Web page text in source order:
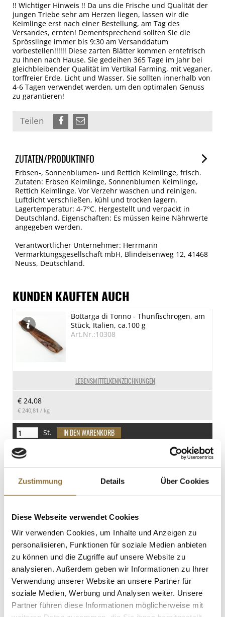
Zustimmung Details Über Cookies
Diese Webseite verwendet Cookies
Wir verwenden Cookies, um Inhalte und Anzeigen zu
personalisieren, Funktionen für soziale Medien anbieten
zu können und die Zugriffe auf unsere Website zu
analysieren. Außerdem geben wir Informationen zu Ihrer
Verwendung unserer Website an unsere Partner für
soziale Medien, Werbung und Analysen weiter. Unsere
Partner führen diese Informationen möglicherweise mit
!! Wichtiger Hinweis !! Da uns die Frische und Qualität der
jungen Triebe sehr am Herzen liegen, lassen wir die
Keimlinge erst nach einer Bestellung, am Tag des
Versandes, ernten! Dementsprechend sollten Sie die
Sprösslinge immer bis 9:30 am Versanddatum
vorbestellen!!!!!! Diese zarten Blätter kommen erntefrisch
zu Ihnen nach Hause. Sie gedeihen 365 Tage im Jahr bei
gleichbleibender Qualität im Vertikal Farming, mit veganer,
torffreier Erde, Licht und Wasser. Sie sollten innerhalb von
4-6 Tagen verwendet werden, um den optimalen Genuss
zu garantieren!
Teilen
ZUTATEN/PRODUKTINFO
Erbsen-, Sonnenblumen- und Rettich Keimlinge, frisch.
Zutaten: Erbsen Keimlinge, Sonnenblumen Keimlinge,
Rettich Keimlinge. Vor Verzehr waschen und reinigen.
Luftdicht verschließen, kühl und trocken lagern.
Lagertemperatur: 4-7°C. Hergestellt und verpackt in
Deutschland. Eigenschaften: Es müssen keine Nährwerte
angegeben werden.
Verantwortlicher Unternehmer: Herrmann
Vermarktungsgesellschaft mbH, Blindeisenweg 12, 41468
Neuss, Deutschland.
KUNDEN KAUFTEN AUCH
LEBENSMITTELKENNZEICHNUNGEN
Bottarga di Tonno - Thunfischrogen, am
Stück, Italien, ca.100 g
Art.Nr.:10308
€ 24,08
€ 240,81 / kg
St.
2023er Weißburgunder, trocken, 12 %
vol., Wittmann, BIO, 750 ml
Art.Nr.:66932
€ 18,98
€ 25,31/ Liter
Kunststoff-Spritzflasche / Tropfflasche,
300ml, 100% Chef (130/0013), 1 St